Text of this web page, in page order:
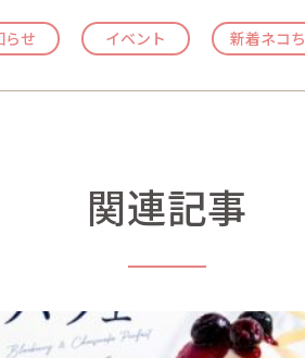
らせ イベント 新着ネコ
関連記事